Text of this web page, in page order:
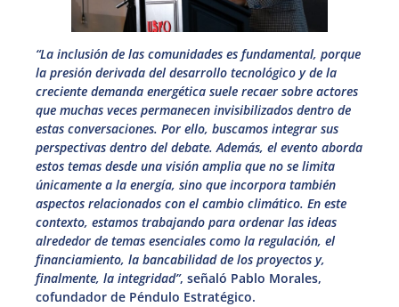
“La inclusión de las comunidades es fundamental, porque
la presión derivada del desarrollo tecnológico y de la
creciente demanda energética suele recaer sobre actores
que muchas veces permanecen invisibilizados dentro de
estas conversaciones. Por ello, buscamos integrar sus
perspectivas dentro del debate. Además, el evento aborda
estos temas desde una visión amplia que no se limita
únicamente a la energía, sino que incorpora también
aspectos relacionados con el cambio climático. En este
contexto, estamos trabajando para ordenar las ideas
alrededor de temas esenciales como la regulación, el
financiamiento, la bancabilidad de los proyectos y,
finalmente, la integridad”, señaló Pablo Morales,
cofundador de Péndulo Estratégico.